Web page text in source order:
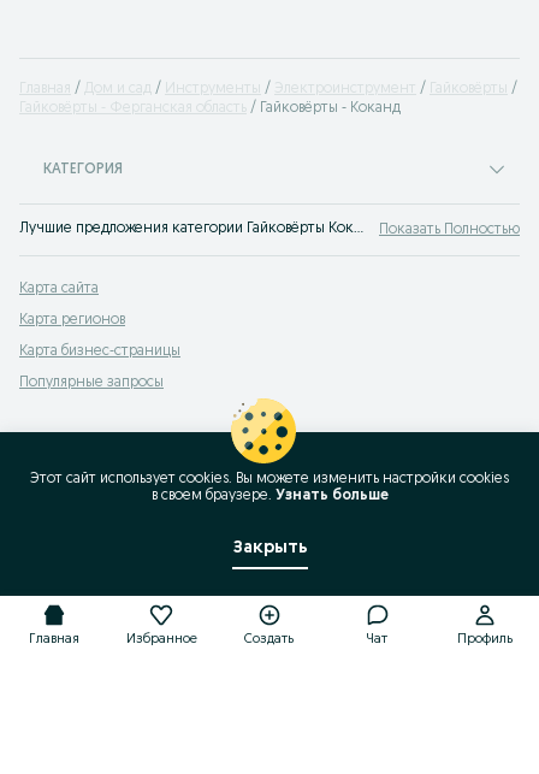
Главная Дом и сад Инструменты Электроинструмент
Гайковёрты
Гайковёрты - Ферганская область
Гайковёрты - Коканд
КАТЕГОРИЯ
Лучшие предложения категории Гайковёрты Коканд. Большой выбор товаров и услуг по выгодным ценам на OLX! Множество предложений на OLX.uz! Показать Полностью
Карта сайта
Карта регионов
Карта бизнес-страницы
Популярные запросы
Главная Избранное Создать Чат Профиль
Этот сайт использует cookies. Вы можете изменить настройки cookies
в своeм браузере. Узнать больше
Закрыть